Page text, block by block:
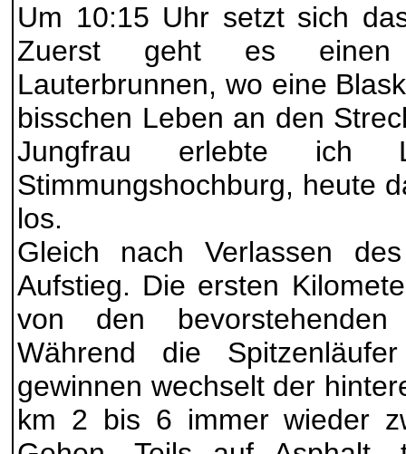
Um 10:15 Uhr setzt sich
Zuerst geht es einen
Lauterbrunnen, wo eine
bisschen Leben an den
Jungfrau erlebte ich
Stimmungshochburg, heute
los.
Gleich nach Verlassen
Aufstieg. Die ersten
von den
Während die
gewinnen wechselt der
km 2 bis 6 immer wieder